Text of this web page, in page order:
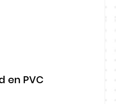
en PVC